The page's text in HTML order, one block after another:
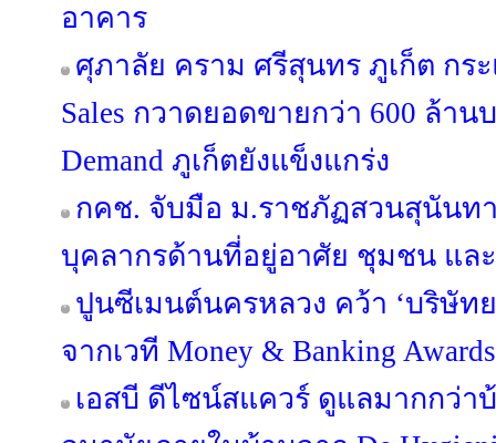
อาคาร
ศุภาลัย คราม ศรีสุนทร ภูเก็ต กร
Sales กวาดยอดขายกว่า 600 ล้าน
Demand ภูเก็ตยังแข็งแกร่ง
กคช. จับมือ ม.ราชภัฏสวนสุนัน
บุคลากรด้านที่อยู่อาศัย ชุมชน และ
ปูนซีเมนต์นครหลวง คว้า ‘บริษัท
จากเวที Money & Banking
เอสบี ดีไซน์สแควร์ ดูแลมากกว่า